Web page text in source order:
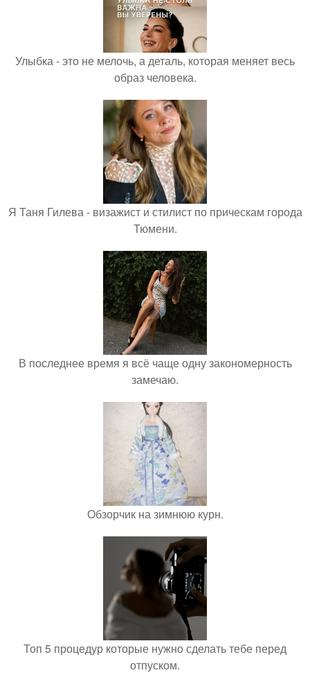
Улыбка - это не мелочь, а деталь, которая меняет весь
образ человека.
Я Таня Гилева - визажист и стилист по прическам города
Тюмени.
В последнее время я всё чаще одну закономерность
замечаю.
Обзорчик на зимнюю курн.
Топ 5 процедур которые нужно сделать тебе перед
отпуском.